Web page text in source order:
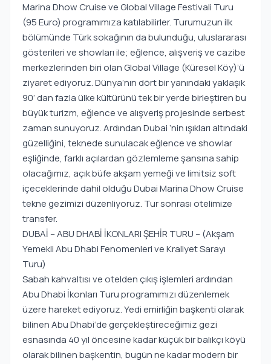
Marina Dhow Cruise ve Global Village Festivali Turu
(95 Euro) programımıza katılabilirler. Turumuzun ilk
bölümünde Türk sokağının da bulunduğu, uluslararası
gösterileri ve showları ile; eğlence, alışveriş ve cazibe
merkezlerinden biri olan Global Village (Küresel Köy)’ü
ziyaret ediyoruz. Dünya’nın dört bir yanındaki yaklaşık
90’ dan fazla ülke kültürünü tek bir yerde birleştiren bu
büyük turizm, eğlence ve alışveriş projesinde serbest
zaman sunuyoruz. Ardından Dubai ‘nin ışıkları altındaki
güzelliğini, teknede sunulacak eğlence ve showlar
eşliğinde, farklı açılardan gözlemleme şansına sahip
olacağımız, açık büfe akşam yemeği ve limitsiz soft
içeceklerinde dahil olduğu Dubai Marina Dhow Cruise
tekne gezimizi düzenliyoruz. Tur sonrası otelimize
transfer.
DUBAİ – ABU DHABİ İKONLARI ŞEHİR TURU – (Akşam
Yemekli Abu Dhabi Fenomenleri ve Kraliyet Sarayı
Turu)
Sabah kahvaltısı ve otelden çıkış işlemleri ardından
Abu Dhabi İkonları Turu programımızı düzenlemek
üzere hareket ediyoruz. Yedi emirliğin başkenti olarak
bilinen Abu Dhabi‘de gerçekleştireceğimiz gezi
esnasında 40 yıl öncesine kadar küçük bir balıkçı köyü
olarak bilinen başkentin, bugün ne kadar modern bir